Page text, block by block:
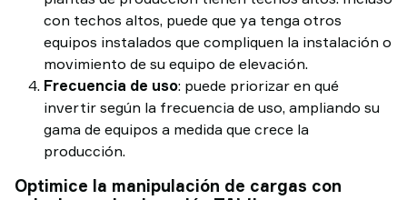
con techos altos, puede que ya tenga otros
equipos instalados que compliquen la instalación o
movimiento de su equipo de elevación.
Frecuencia de uso: puede priorizar en qué
invertir según la frecuencia de uso, ampliando su
gama de equipos a medida que crece la
producción.
Optimice la manipulación de cargas con